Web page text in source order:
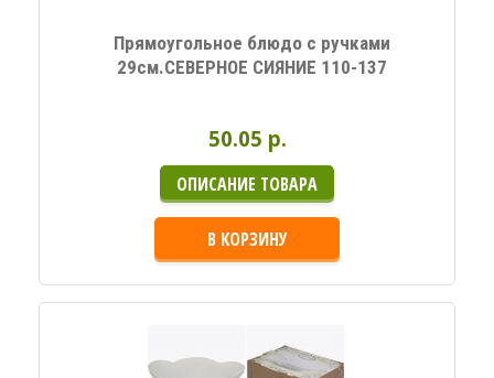
Прямоугольное блюдо с ручками
29см.СЕВЕРНОЕ СИЯНИЕ 110-137
50.05 p.
ОПИСАНИЕ ТОВАРА
В КОРЗИНУ